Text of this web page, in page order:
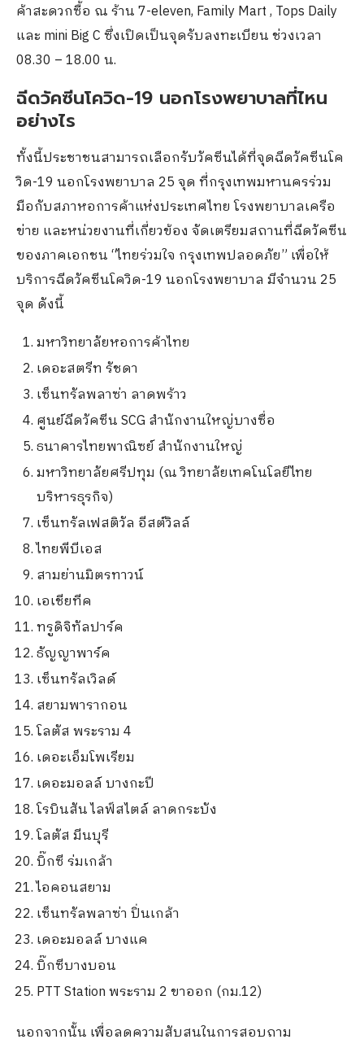
ค้าสะดวกซื้อ ณ ร้าน 7-eleven, Family Mart , Tops Daily
และ mini Big C ซึ่งเปิดเป็นจุดรับลงทะเบียน ช่วงเวลา
08.30 – 18.00 น.
ฉีดวัคซีนโควิด-19 นอกโรงพยาบาลที่ไหน
อย่างไร
ทั้งนี้ประชาชนสามารถเลือกรับวัคซีนได้ที่จุดฉีดวัคซีนโค
วิด-19 นอกโรงพยาบาล 25 จุด ที่กรุงเทพมหานครร่วม
มือกับสภาหอการค้าแห่งประเทศไทย โรงพยาบาลเครือ
ข่าย และหน่วยงานที่เกี่ยวข้อง จัดเตรียมสถานที่ฉีดวัคซีน
ของภาคเอกชน “ไทยร่วมใจ กรุงเทพปลอดภัย” เพื่อให้
บริการฉีดวัคซีนโควิด-19 นอกโรงพยาบาล มีจำนวน 25
จุด ดังนี้
มหาวิทยาลัยหอการค้าไทย
เดอะสตรีท รัชดา
เซ็นทรัลพลาซ่า ลาดพร้าว
ศูนย์ฉีดวัคซีน SCG สำนักงานใหญ่บางซื่อ
ธนาคารไทยพาณิซย์ สำนักงานใหญ่
มหาวิทยาลัยศรีปทุม (ณ วิทยาลัยเทคโนโลยีไทย
บริหารธุรกิจ)
เซ็นทรัลเฟสติวัล อีสต์วิลล์
ไทยพีบีเอส
สามย่านมิตรทาวน์
เอเชียทีค
ทรูดิจิทัลปาร์ค
ธัญญาพาร์ค
เซ็นทรัลเวิลด์
สยามพารากอน
โลตัส พระราม 4
เดอะเอ็มโพเรียม
เดอะมอลล์ บางกะปี
โรบินสัน ไลฟ์สไตล์ ลาดกระบัง
โลตัส มีนบุรี
บิ๊กซี ร่มเกล้า
ไอคอนสยาม
เซ็นทรัลพลาซ่า ปิ่นเกล้า
เดอะมอลล์ บางแค
บิ๊กซีบางบอน
PTT Station พระราม 2 ขาออก (กม.12)
นอกจากนั้น เพื่อลดความสับสนในการสอบถาม